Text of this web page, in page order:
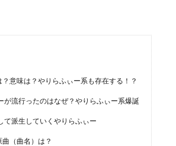
意味は？やりらふぃー系も存在する！？
が流行ったのはなぜ？やりらふぃー系爆誕
て派生していくやりらふぃー
（曲名）は？